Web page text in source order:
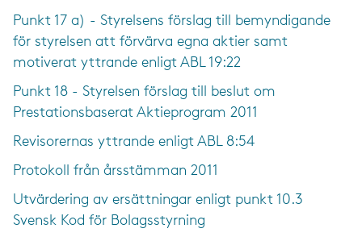
Punkt 17 a) - Styrelsens förslag till bemyndigande
för styrelsen att förvärva egna aktier samt
motiverat yttrande enligt ABL 19:22
Punkt 18 - Styrelsen förslag till beslut om
Prestationsbaserat Aktieprogram 2011
Revisorernas yttrande enligt ABL 8:54
Protokoll från årsstämman 2011
Utvärdering av ersättningar enligt punkt 10.3
Svensk Kod för Bolagsstyrning